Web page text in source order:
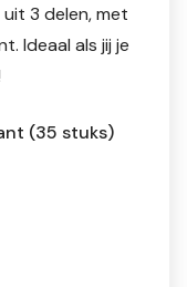
3 delen, met
Ideaal als jij je
(35 stuks)